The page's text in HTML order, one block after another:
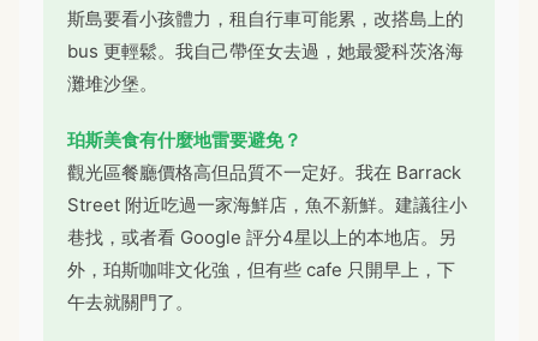
斯島要看小孩體力，租自行車可能累，改搭島上的
bus 更輕鬆。我自己帶侄女去過，她最愛科茨洛海
灘堆沙堡。
珀斯美食有什麼地雷要避免？
觀光區餐廳價格高但品質不一定好。我在 Barrack
Street 附近吃過一家海鮮店，魚不新鮮。建議往小
巷找，或者看 Google 評分4星以上的本地店。另
外，珀斯咖啡文化強，但有些 cafe 只開早上，下
午去就關門了。